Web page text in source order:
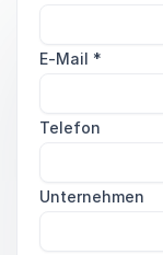
E-Mail *
Telefon
Unternehmen